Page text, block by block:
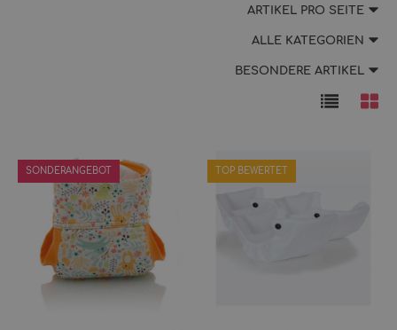
ARTIKEL PRO SEITE
ALLE KATEGORIEN
BESONDERE ARTIKEL
SONDERANGEBOT TOP BEWERTET